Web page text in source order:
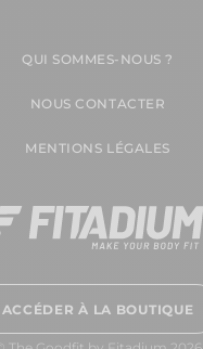
QUI SOMMES-NOUS ?
NOUS CONTACTER
MENTIONS LÉGALES
ACCÉDER À LA BOUTIQUE